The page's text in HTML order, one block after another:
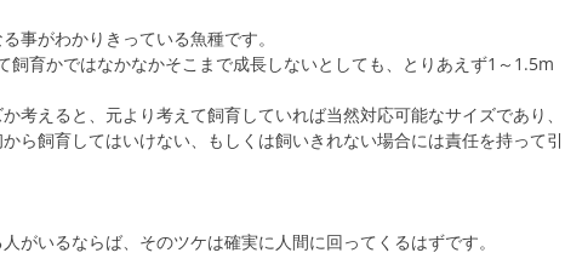
事がわかりきっている魚種です。
飼育かではなかなかそこまで成長しないとしても、とりあえず1～1.5m
考えると、元より考えて飼育していれば当然対応可能なサイズであり、
ら飼育してはいけない、もしくは飼いきれない場合には責任を持って引
がいるならば、そのツケは確実に人間に回ってくるはずです。